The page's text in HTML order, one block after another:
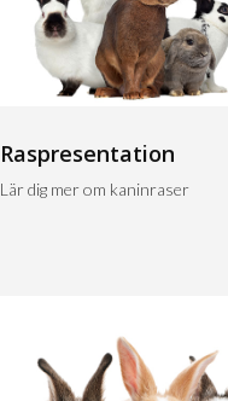
Raspresentation
Lär dig mer om kaninraser